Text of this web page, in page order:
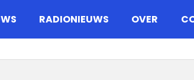
RADIONIEUWS OVER